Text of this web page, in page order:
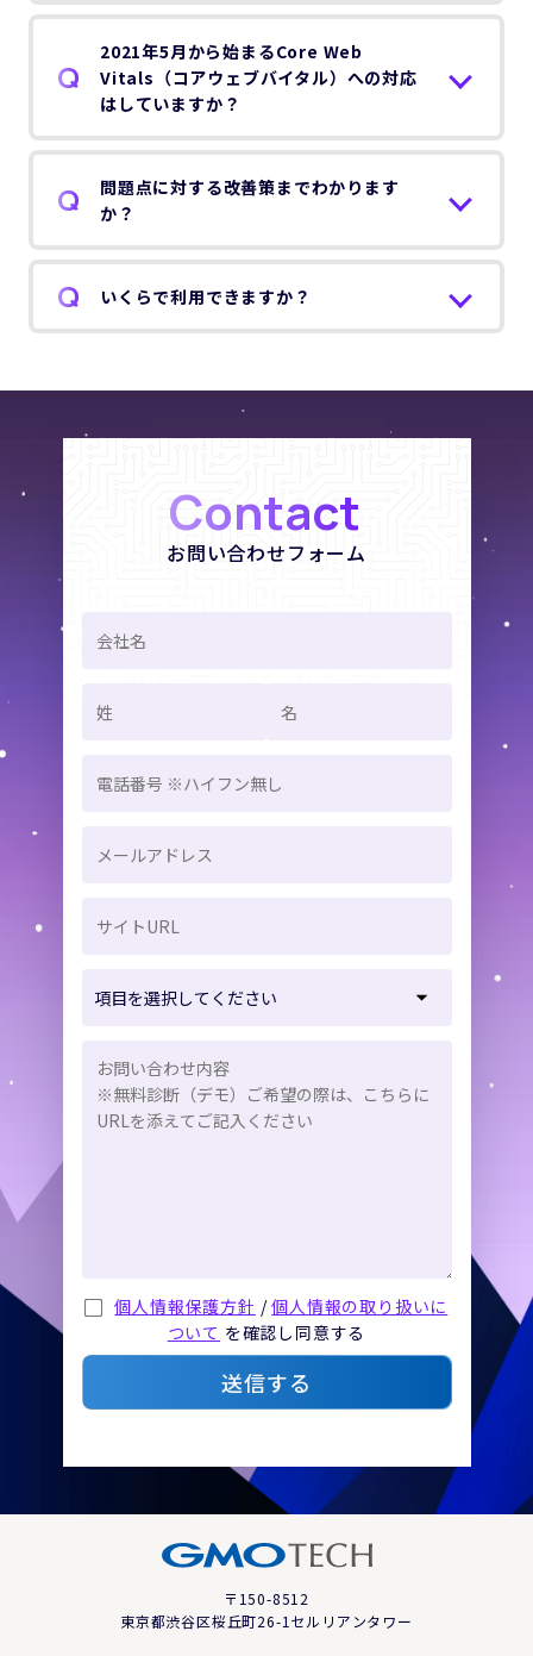
2021年5月から始まるCore Web
Vitals（コアウェブバイタル）への対応
はしていますか？
問題点に対する改善策までわかります
か？
いくらで利用できますか？
Contact
お問い合わせフォーム
個人情報保護方針 /個人情報の取り扱いに
ついて を確認し同意する
送信する
〒150-8512
東京都渋谷区桜丘町26-1セルリアンタワー